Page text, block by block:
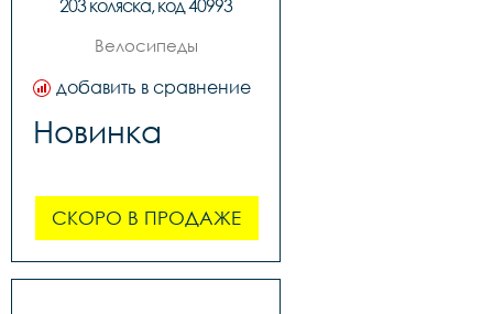
203 коляска, код 40993
Велосипеды
добавить в сравнение
Новинка
СКОРО В ПРОДАЖЕ